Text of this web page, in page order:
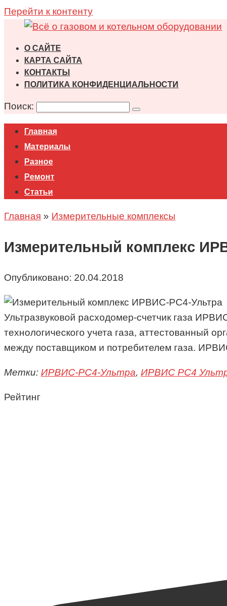
Перейти к контенту
О САЙТЕ
КАРТА САЙТА
КОНТАКТЫ
ПОЛИТИКА КОНФИДЕНЦИАЛЬНОСТИ
Поиск:
Главная
Материалы
Разное
Ремонт
Статьи
Главная » Измерительные комплексы
Измерительный комплекс
Опубликовано: 20.04.2018
Ультразвуковой расходомер-счетчик газа
технологического учета газа, аттестованный
между поставщиком и потребителем газа.
Метки: ИРВИС-РС4-Ультра, ИРВИС РС4
Рейтинг